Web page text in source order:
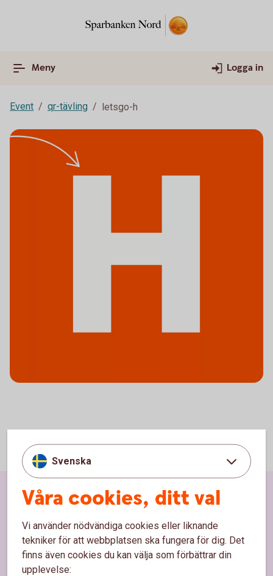
Meny Logga in
Event qr-tävling letsgo-h
Svenska
Våra cookies, ditt val
Vi använder nödvändiga cookies eller liknande
tekniker för att webbplatsen ska fungera för dig. Det
finns även cookies du kan välja som förbättrar din
upplevelse:
Sidfot
Hitta snabbt
Kundservice
Spärrhjälp